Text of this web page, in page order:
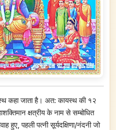
कहा जाता है। अत: कायस्थ की १२
क्षत्रीय के नाम से सम्बोधित
हुए, पहली पत्नी सूर्यदक्षिणा/नंदनी जो